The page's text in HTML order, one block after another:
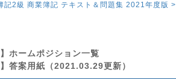
記2級 商業簿記 テキスト＆問題集 2021年度版 >
ホームポジション一覧
答案用紙（2021.03.29更新）